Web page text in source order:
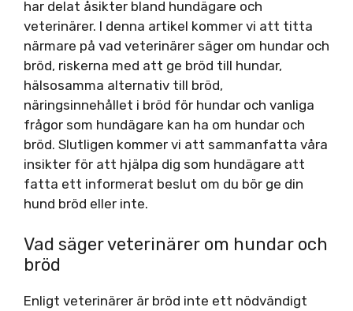
har delat åsikter bland hundägare och
veterinärer. I denna artikel kommer vi att titta
närmare på vad veterinärer säger om hundar och
bröd, riskerna med att ge bröd till hundar,
hälsosamma alternativ till bröd,
näringsinnehållet i bröd för hundar och vanliga
frågor som hundägare kan ha om hundar och
bröd. Slutligen kommer vi att sammanfatta våra
insikter för att hjälpa dig som hundägare att
fatta ett informerat beslut om du bör ge din
hund bröd eller inte.
Vad säger veterinärer om hundar och
bröd
Enligt veterinärer är bröd inte ett nödvändigt